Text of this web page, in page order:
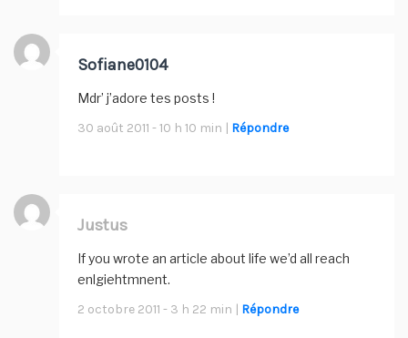
Sofiane0104
Mdr’ j’adore tes posts !
30 août 2011 - 10 h 10 min | Répondre
Justus
If you wrote an article about life we’d all reach
enlgiehtmnent.
2 octobre 2011 - 3 h 22 min | Répondre